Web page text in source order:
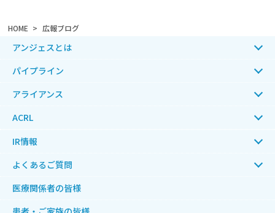
HOME 広報ブログ
アンジェスとは
パイプライン
アライアンス
ACRL
IR情報
よくあるご質問
医療関係者の皆様